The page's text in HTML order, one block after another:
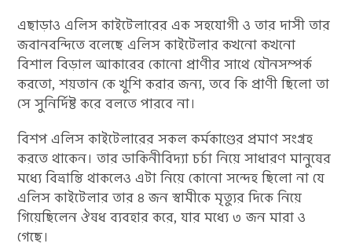
এছাড়াও এলিস কাইটেলারের এক সহযোগী ও তার দাসী তার
জবানবন্দিতে বলেছে এলিস কাইটেলার কখনো কখনো
বিশাল বিড়াল আকারের কোনো প্রাণীর সাথে যৌনসম্পর্ক
করতো, শয়তান কে খুশি করার জন্য, তবে কি প্রাণী ছিলো তা
সে সুনির্দিষ্ট করে বলতে পারবে না।
বিশপ এলিস কাইটেলারের সকল কর্মকাণ্ডের প্রমাণ সংগ্রহ
করতে থাকেন। তার ডাকিনীবিদ্যা চর্চা নিয়ে সাধারণ মানুষের
মধ্যে বিভ্রান্তি থাকলেও এটা নিয়ে কোনো সন্দেহ ছিলো না যে
এলিস কাইটেলার তার ৪ জন স্বামীকে মৃত্যুর দিকে নিয়ে
গিয়েছিলেন ঔষধ ব্যবহার করে, যার মধ্যে ৩ জন মারা ও
গেছে।